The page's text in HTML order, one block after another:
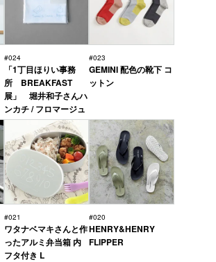
#024
「1丁目ほりい事務
所 BREAKFAST
展」 堀井和子さんハ
ンカチ / フロマージュ
#023
GEMINI 配色の靴下 コ
ットン
#021
ワタナベマキさんと作
ったアルミ弁当箱 内
フタ付き L
#020
HENRY&HENRY
FLIPPER